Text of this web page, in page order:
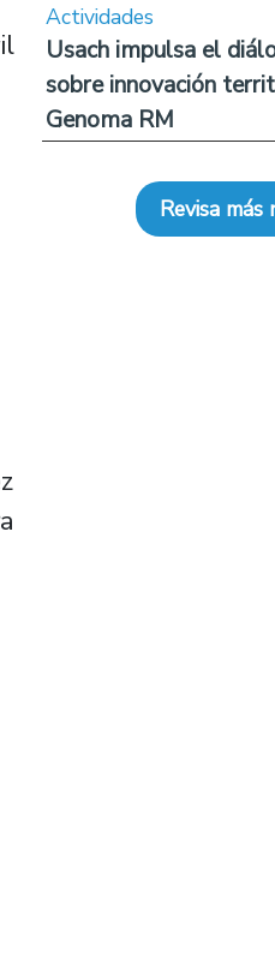
Actividades
Usach impulsa el
sobre innovación
Genoma RM
Revisa más